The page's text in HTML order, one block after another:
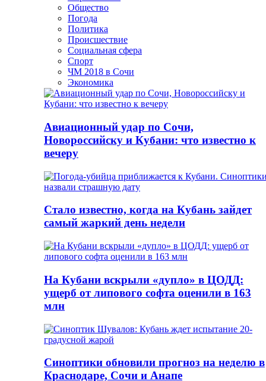
Общество
Погода
Политика
Происшествие
Социальная сфера
Спорт
ЧМ 2018 в Сочи
Экономика
Авиационный удар по Сочи,
Новороссийску и Кубани: что известно к
вечеру
Стало известно, когда на Кубань зайдет
самый жаркий день недели
На Кубани вскрыли «дупло» в ЦОДД:
ущерб от липового софта оценили в 163
млн
Синоптики обновили прогноз на неделю в
Краснодаре, Сочи и Анапе